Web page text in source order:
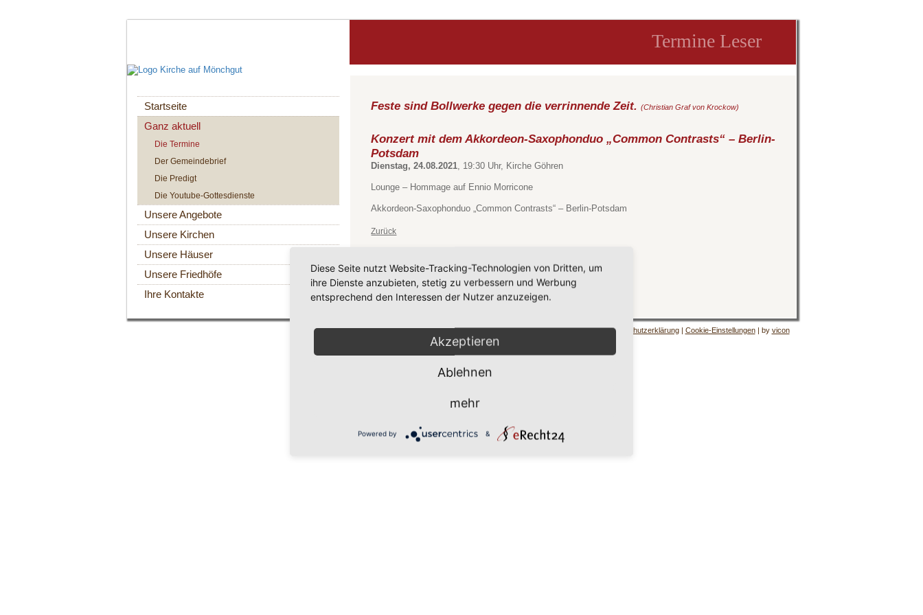
Termine Leser
Feste sind Bollwerke gegen die verrinnende Zeit.(Christian Graf von Krockow)
Konzert mit dem Akkordeon-Saxophonduo „Common Contrasts“ – Berlin-
Potsdam
Dienstag, 24.08.2021, 19:30 Uhr, Kirche Göhren
Lounge – Hommage auf Ennio Morricone
Akkordeon-Saxophonduo „Common Contrasts“ – Berlin-Potsdam
Zurück
Navigation
überspringen
Startseite
Ganz aktuell
Die Termine
Der Gemeindebrief
Die Predigt
Die Youtube-Gottesdienste
Unsere Angebote
Unsere Kirchen
Unsere Häuser
Unsere Friedhöfe
Ihre Kontakte
Mönchgut 2026 |Impressum|Datenschutzerklärung| Cookie-Einstellungen| by vicon
Diese Seite nutzt Website-Tracking-Technologien von Dritten, um
ihre Dienste anzubieten, stetig zu verbessern und Werbung
entsprechend den Interessen der Nutzer anzuzeigen.
Akzeptieren
Ablehnen
mehr
Powered by &